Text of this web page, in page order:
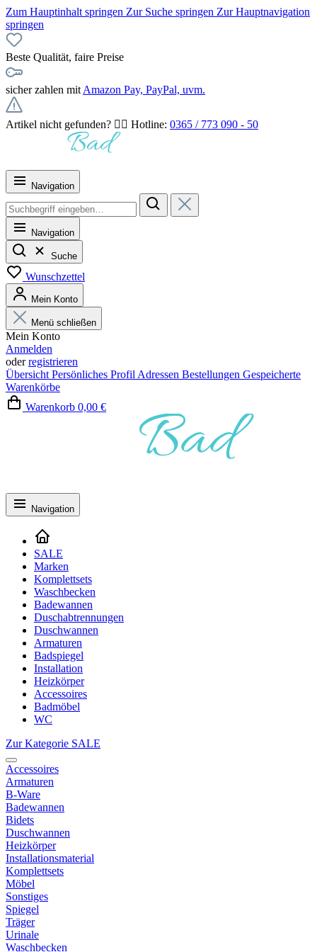
Zum Hauptinhalt springen Zur Suche springen Zur Hauptnavigation
springen
Beste Qualität, faire Preise
sicher zahlen mit Amazon Pay, PayPal, uvm.
Artikel nicht gefunden? 👉🏻 Hotline: 0365 / 773 090 - 50
Navigation
Navigation
Suche
Wunschzettel
Mein Konto
Menü schließen
Mein Konto
Anmelden
oderregistrieren
Übersicht Persönliches Profil Adressen Bestellungen Gespeicherte
Warenkörbe
Warenkorb 0,00 €
Navigation
SALE
Marken
Komplettsets
Waschbecken
Badewannen
Duschabtrennungen
Duschwannen
Armaturen
Badspiegel
Installation
Heizkörper
Accessoires
Badmöbel
WC
Zur Kategorie SALE
Accessoires
Armaturen
B-Ware
Badewannen
Bidets
Duschwannen
Heizkörper
Installationsmaterial
Komplettsets
Möbel
Sonstiges
Spiegel
Träger
Urinale
Waschbecken